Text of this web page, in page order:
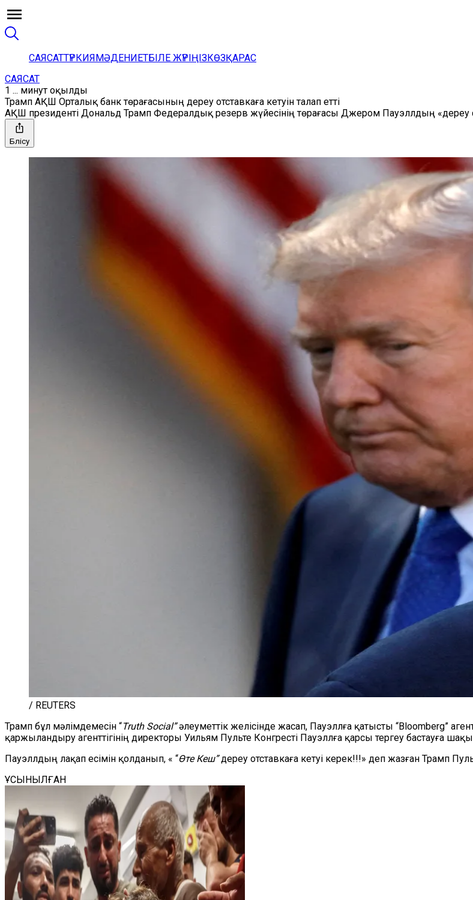
САЯСАТТҮРКИЯМӘДЕНИЕТБІЛЕ ЖҮРІҢІЗКӨЗҚАРАС
САЯСАТ
1 ... минут оқылды
Трамп АҚШ Орталық банк төрағасының дереу отставкаға кетуін талап етті
АҚШ президенті Дональд Трамп Федералдық резерв жүйесінің төрағасы Джером Пауэллдың «дереу
Бөлісу
/ REUTERS
Трамп бұл мәлімдемесін “Truth Social”әлеуметтік желісінде жасап, Пауэллға қатысты “Bloomberg”
қаржыландыру агенттігінің директоры Уильям Пульте Конгресті Пауэллға қарсы тергеу бастауға
Пауэллдың лақап есімін қолданып, « “Өте Кеш”дереу отставкаға кетуі керек!!!» деп жазған Трамп
ҰСЫНЫЛҒАН